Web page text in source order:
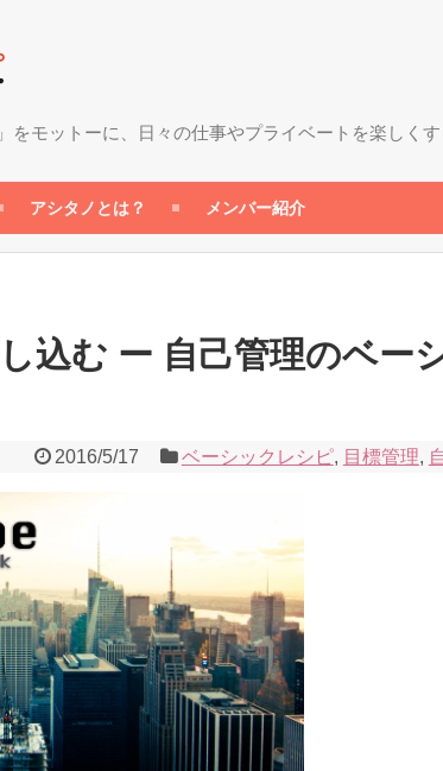
をモットーに、日々の仕事やプライベートを楽しく
アシタノとは？ メンバー紹介
込む ー 自己管理のベー
2016/5/17 ベーシックレシピ, 目標管理,